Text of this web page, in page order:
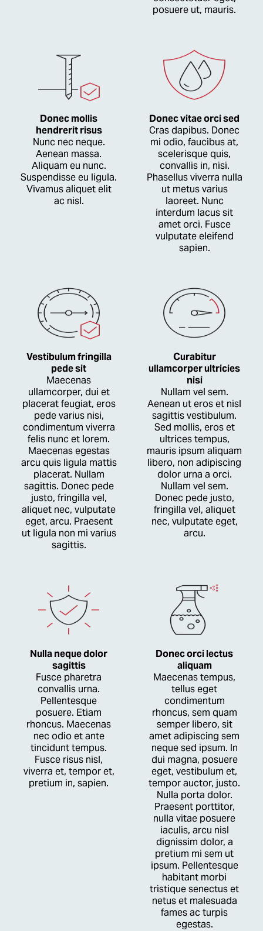
posuere ut, mauris.
Donec mollis
hendrerit risus
Nunc nec neque.
Aenean massa.
Aliquam eu nunc.
Suspendisse eu ligula.
Vivamus aliquet elit
ac nisl.
Donec vitae orci sed
Cras dapibus. Donec
mi odio, faucibus at,
scelerisque quis,
convallis in, nisi.
Phasellus viverra nulla
ut metus varius
laoreet. Nunc
interdum lacus sit
amet orci. Fusce
vulputate eleifend
sapien.
Vestibulum fringilla
pede sit
Maecenas
ullamcorper, dui et
placerat feugiat, eros
pede varius nisi,
condimentum viverra
felis nunc et lorem.
Maecenas egestas
arcu quis ligula mattis
placerat. Nullam
sagittis. Donec pede
justo, fringilla vel,
aliquet nec, vulputate
eget, arcu. Praesent
ut ligula non mi varius
sagittis.
Curabitur
ullamcorper ultricies
nisi
Nullam vel sem.
Aenean ut eros et nisl
sagittis vestibulum.
Sed mollis, eros et
ultrices tempus,
mauris ipsum aliquam
libero, non adipiscing
dolor urna a orci.
Nullam vel sem.
Donec pede justo,
fringilla vel, aliquet
nec, vulputate eget,
arcu.
Nulla neque dolor
sagittis
Fusce pharetra
convallis urna.
Pellentesque
posuere. Etiam
rhoncus. Maecenas
nec odio et ante
tincidunt tempus.
Fusce risus nisl,
viverra et, tempor et,
pretium in, sapien.
Donec orci lectus
aliquam
Maecenas tempus,
tellus eget
condimentum
rhoncus, sem quam
semper libero, sit
amet adipiscing sem
neque sed ipsum. In
dui magna, posuere
eget, vestibulum et,
tempor auctor, justo.
Nulla porta dolor.
Praesent porttitor,
nulla vitae posuere
iaculis, arcu nisl
dignissim dolor, a
pretium mi sem ut
ipsum. Pellentesque
habitant morbi
tristique senectus et
netus et malesuada
fames ac turpis
egestas.